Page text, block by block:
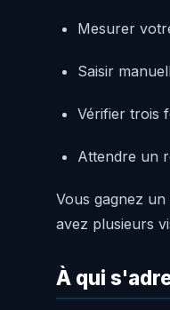
Mesurer
Saisir
Vérifier trois
Attendre un
Vous gagnez
avez plusieurs
À qui